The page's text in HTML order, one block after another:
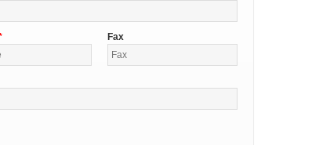
Fax